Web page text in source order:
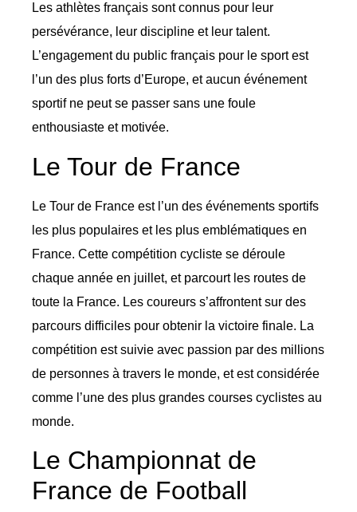
Les athlètes français sont connus pour leur
persévérance, leur discipline et leur talent.
L’engagement du public français pour le sport est
l’un des plus forts d’Europe, et aucun événement
sportif ne peut se passer sans une foule
enthousiaste et motivée.
Le Tour de France
Le Tour de France est l’un des événements sportifs
les plus populaires et les plus emblématiques en
France. Cette compétition cycliste se déroule
chaque année en juillet, et parcourt les routes de
toute la France. Les coureurs s’affrontent sur des
parcours difficiles pour obtenir la victoire finale. La
compétition est suivie avec passion par des millions
de personnes à travers le monde, et est considérée
comme l’une des plus grandes courses cyclistes au
monde.
Le Championnat de
France de Football